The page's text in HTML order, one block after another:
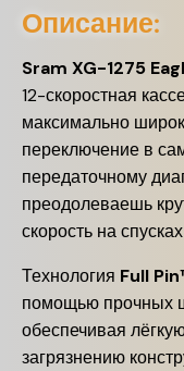
Описание:
Sram XG-1275
12-скоростная
максимально
переключение в
передаточному
преодолеваешь
скорость на
Технология Full
помощью прочных
обеспечивая
загрязнению